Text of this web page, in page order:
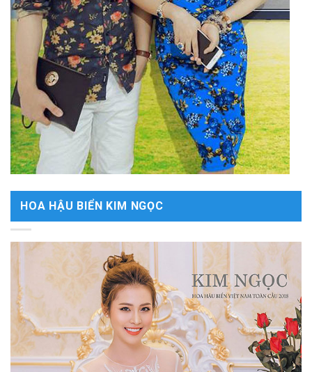
HOA HẬU BIỂN KIM NGỌC